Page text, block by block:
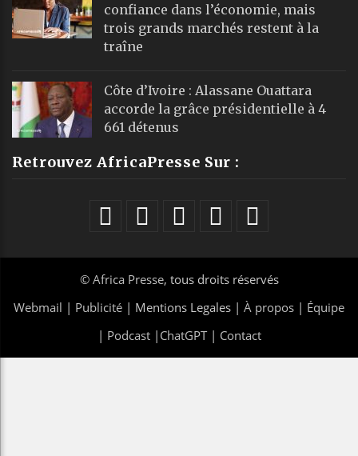
confiance dans l’économie, mais
trois grands marchés restent à la
traîne
Côte d’Ivoire : Alassane Ouattara
accorde la grâce présidentielle à 4
661 détenus
Retrouvez AfricaPresse Sur :
© Africa Presse, tous droits réservés
Webmail | Publicité | Mentions Legales | À propos | Équipe
| Podcast| ChatGPT| Contact